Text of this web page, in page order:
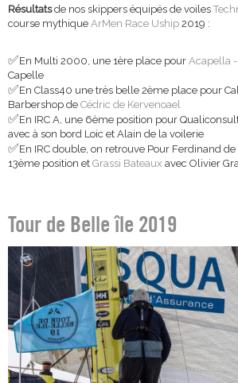
Résultatsde nos skippers équipés de voiles
course mythique ArMen Race Uship 2019 :
✅En Multi 2000, une 1ère place pour Acapella
Capelle
✅En Class40 une très belle 2ème place pour
Barbershop de Cédric de Kervenoael
✅En IRC A, une 6ème position pour
avec à son bord Loic et Alain de la voilerie
✅En IRC double, on retrouve Pour Ferdinand
13ème position et Grassi Bateaux avec Olivier
Tour de Belle île 2019